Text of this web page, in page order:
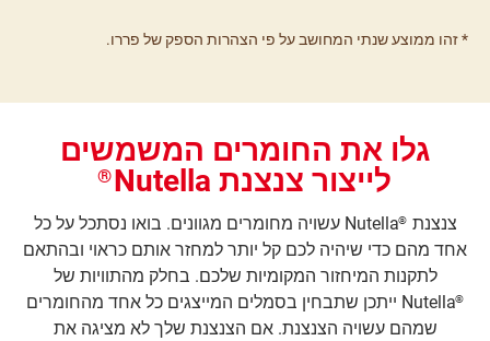
* זהו ממוצע שנתי המחושב על פי הצהרות הספק של פררו.
גלו את החומרים המשמשים
לייצור צנצנת Nutella
®
צנצנת ®
Nutella עשויה מחומרים מגוונים. בואו נסתכל על כל
אחד מהם כדי שיהיה לכם קל יותר למחזר אותם כראוי ובהתאם
לתקנות המיחזור המקומיות שלכם. בחלק מהתוויות של
®
Nutella ייתכן שתבחין בסמלים המייצגים כל אחד מהחומרים
שמהם עשויה הצנצנת. אם הצנצנת שלך לא מציגה את